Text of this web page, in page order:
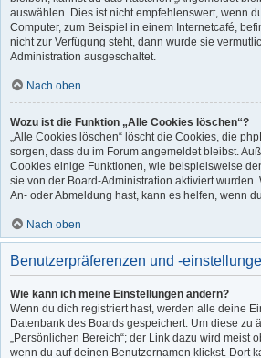
auswählen. Dies ist nicht empfehlenswert, wenn
Computer, zum Beispiel in einem Internetcafé,
nicht zur Verfügung steht, dann wurde sie
Administration ausgeschaltet.
Nach oben
Wozu ist die Funktion „Alle Cookies löschen“?
„Alle Cookies löschen“ löscht die Cookies, die
sorgen, dass du im Forum angemeldet bleibst.
Cookies einige Funktionen, wie beispielsweise
sie von der Board-Administration aktiviert
An- oder Abmeldung hast, kann es helfen, wenn
Nach oben
Benutzerpräferenzen und -
Wie kann ich meine Einstellungen ändern?
Wenn du dich registriert hast, werden alle deine
Datenbank des Boards gespeichert. Um diese zu
„Persönlichen Bereich“; der Link dazu wird meist
wenn du auf deinen Benutzernamen klickst. Dort